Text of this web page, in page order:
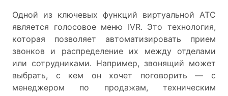
Одной из ключевых функций виртуальной АТС
является голосовое меню IVR. Это технология,
которая позволяет автоматизировать прием
звонков и распределение их между отделами
или сотрудниками. Например, звонящий может
выбрать, с кем он хочет поговорить — с
менеджером по продажам, техническим